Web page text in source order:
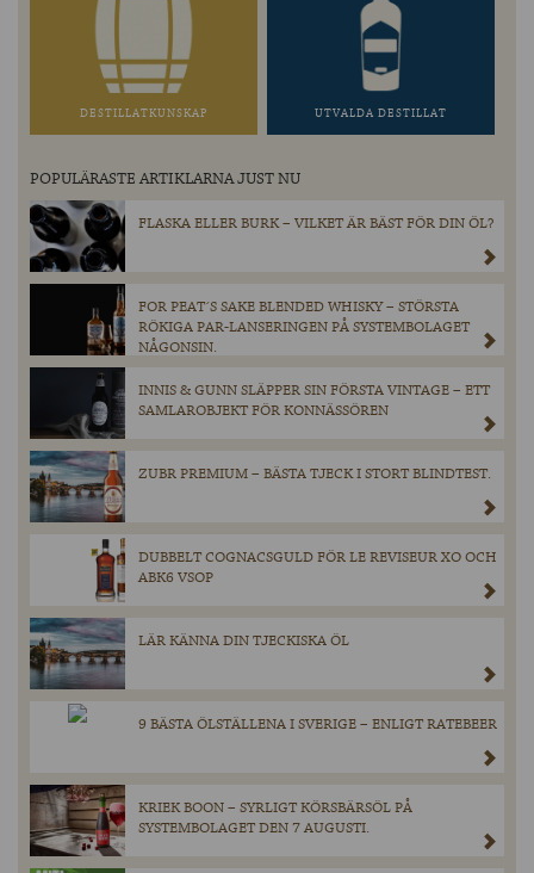
DESTILLATKUNSKAP UTVALDA DESTILLAT
POPULÄRASTE ARTIKLARNA JUST NU
FLASKA ELLER BURK – VILKET ÄR BÄST FÖR DIN ÖL?
FOR PEAT´S SAKE BLENDED WHISKY – STÖRSTA
RÖKIGA PAR-LANSERINGEN PÅ SYSTEMBOLAGET
NÅGONSIN.
INNIS & GUNN SLÄPPER SIN FÖRSTA VINTAGE – ETT
SAMLAROBJEKT FÖR KONNÄSSÖREN
ZUBR PREMIUM – BÄSTA TJECK I STORT BLINDTEST.
DUBBELT COGNACSGULD FÖR LE REVISEUR XO OCH
ABK6 VSOP
LÄR KÄNNA DIN TJECKISKA ÖL
9 BÄSTA ÖLSTÄLLENA I SVERIGE – ENLIGT RATEBEER
KRIEK BOON – SYRLIGT KÖRSBÄRSÖL PÅ
SYSTEMBOLAGET DEN 7 AUGUSTI.